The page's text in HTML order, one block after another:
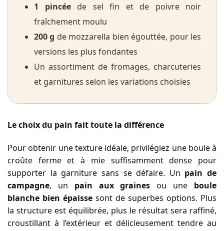
1 pincéede sel fin et de poivre noir
fraîchement moulu
200 g de mozzarella bien égouttée, pour les
versions les plus fondantes
Un assortiment de fromages, charcuteries
et garnitures selon les variations choisies
Le choix du pain fait toute la différence
Pour obtenir une texture idéale, privilégiez une boule à
croûte ferme et à mie suffisamment dense pour
supporter la garniture sans se défaire. Un pain de
campagne, un pain aux graines ou une boule
blanche bien épaisse sont de superbes options. Plus
la structure est équilibrée, plus le résultat sera raffiné,
croustillant à l’extérieur et délicieusement tendre au